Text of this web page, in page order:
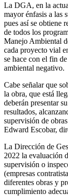
La DGA, en la
mayor énfasis a las
pues así se obtiene
de todos los
Manejo Ambiental
cada proyecto vial
se hace con el fin
ambiental negativo.
Cabe señalar que
la obra, que está
deberán presentar
resultados,
supervisión de
Edward Escobar,
La Dirección de
2022 la evaluación
supervisión o
(empresas
diferentes obras y
cumplimiento